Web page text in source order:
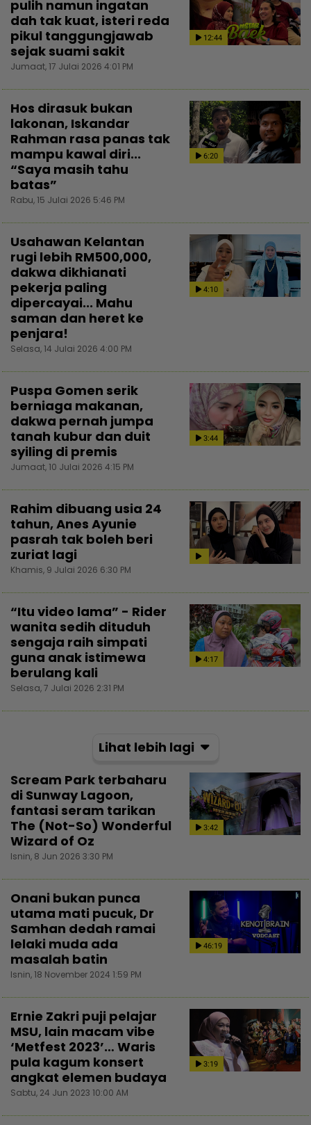
12:44
pulih namun ingatan
dah tak kuat, isteri reda
pikul tanggungjawab
sejak suami sakit
Jumaat, 17 Julai 2026 4:01 PM
6:20
Hos dirasuk bukan
lakonan, Iskandar
Rahman rasa panas tak
mampu kawal diri...
“Saya masih tahu
batas”
Rabu, 15 Julai 2026 5:46 PM
4:10
Usahawan Kelantan
rugi lebih RM500,000,
dakwa dikhianati
pekerja paling
dipercayai... Mahu
saman dan heret ke
penjara!
Selasa, 14 Julai 2026 4:00 PM
3:44
Puspa Gomen serik
berniaga makanan,
dakwa pernah jumpa
tanah kubur dan duit
syiling di premis
Jumaat, 10 Julai 2026 4:15 PM
Rahim dibuang usia 24
tahun, Anes Ayunie
pasrah tak boleh beri
zuriat lagi
Khamis, 9 Julai 2026 6:30 PM
4:17
“Itu video lama” - Rider
wanita sedih dituduh
sengaja raih simpati
guna anak istimewa
berulang kali
Selasa, 7 Julai 2026 2:31 PM
Lihat lebih lagi
3:42
Scream Park terbaharu
di Sunway Lagoon,
fantasi seram tarikan
The (Not-So) Wonderful
Wizard of Oz
Isnin, 8 Jun 2026 3:30 PM
46:19
Onani bukan punca
utama mati pucuk, Dr
Samhan dedah ramai
lelaki muda ada
masalah batin
Isnin, 18 November 2024 1:59 PM
3:19
Ernie Zakri puji pelajar
MSU, lain macam vibe
‘Metfest 2023’… Waris
pula kagum konsert
angkat elemen budaya
Sabtu, 24 Jun 2023 10:00 AM